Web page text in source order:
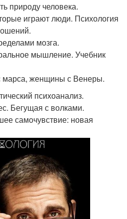
природу человека.
играют люди. Психология
мозга.
мышление. Учебник
женщины с Венеры.
психоанализ.
Бегущая с волками.
самочувствие: новая